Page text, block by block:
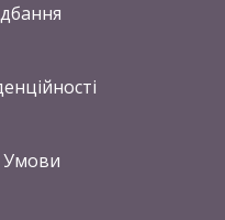
Умови